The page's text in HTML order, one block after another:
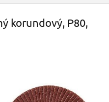
korundový, P80,